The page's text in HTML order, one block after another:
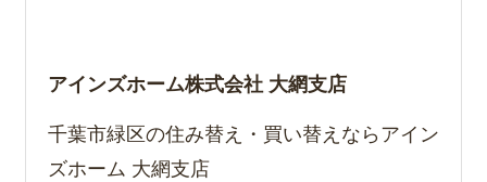
アインズホーム株式会社 大網支店
千葉市緑区の住み替え・買い替えならアイン
ズホーム 大網支店